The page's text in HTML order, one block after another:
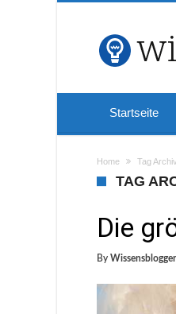
Startseite
Home Tag
TAG
Die
By Wissensblogger